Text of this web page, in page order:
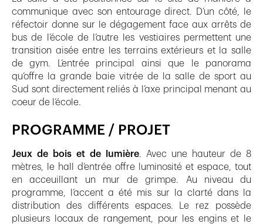
communique avec son entourage direct. D’un côté, le
réfectoir donne sur le dégagement face aux arrêts de
bus de l’école de l’autre les vestiaires permettent une
transition aisée entre les terrains extérieurs et la salle
de gym. L’entrée principal ainsi que le panorama
qu’offre la grande baie vitrée de la salle de sport au
Sud sont directement reliés à l’axe principal menant au
coeur de l’école.
PROGRAMME / PROJET
Jeux de bois et de lumière. Avec une hauteur de 8
mètres, le hall d’entrée offre luminosité et espace, tout
en acceuillant un mur de grimpe. Au niveau du
programme, l’accent a été mis sur la clarté dans la
distribution des différents espaces. Le rez possède
plusieurs locaux de rangement, pour les engins et le